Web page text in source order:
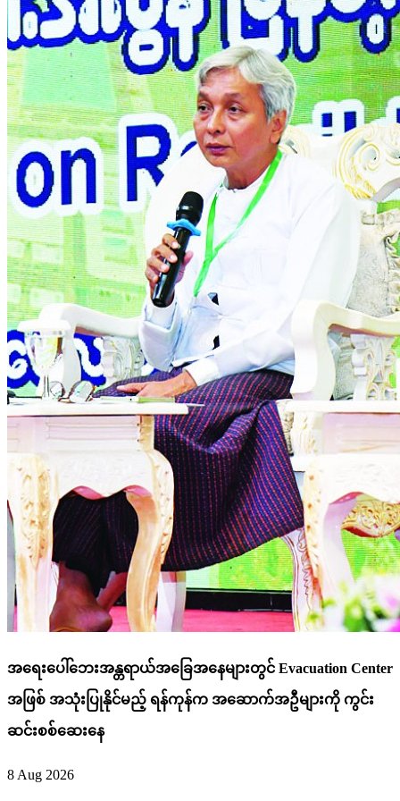
အရေးပေါ်ဘေးအန္တရာယ်အခြေအနေများတွင် Evacuation Center
အဖြစ် အသုံးပြုနိုင်မည့် ရန်ကုန်က အဆောက်အဦများကို ကွင်း
ဆင်းစစ်ဆေးနေ
8 Aug 2026